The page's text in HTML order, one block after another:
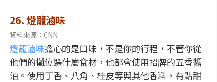
26. 燈籠滷味
資料來源：CNN
燈籠滷味擔心的是口味，不是你的行程，不管你從
他們的攤位選什麼食材，他都會使用招牌的五香醬
油。使用丁香、八角、桂皮等與其他香料，有點甜